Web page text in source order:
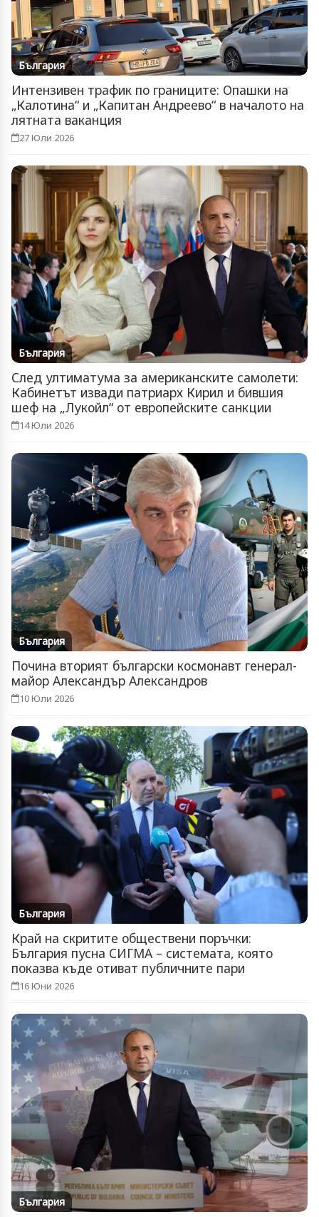
България
Интензивен трафик по границите: Опашки на
„Калотина“ и „Капитан Андреево“ в началото на
лятната ваканция
27 Юли 2026
България
След ултиматума за американските самолети:
Кабинетът извади патриарх Кирил и бившия
шеф на „Лукойл“ от европейските санкции
14 Юли 2026
България
Почина вторият български космонавт генерал-
майор Александър Александров
10 Юли 2026
България
Край на скритите обществени поръчки:
България пусна СИГМА – системата, която
показва къде отиват публичните пари
16 Юни 2026
България